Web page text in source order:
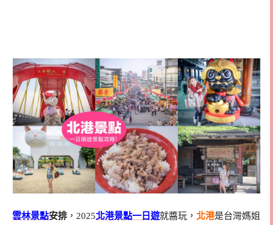
雲林景點安排 ，2025北港景點一日遊就醬玩， 北港是台灣媽姐